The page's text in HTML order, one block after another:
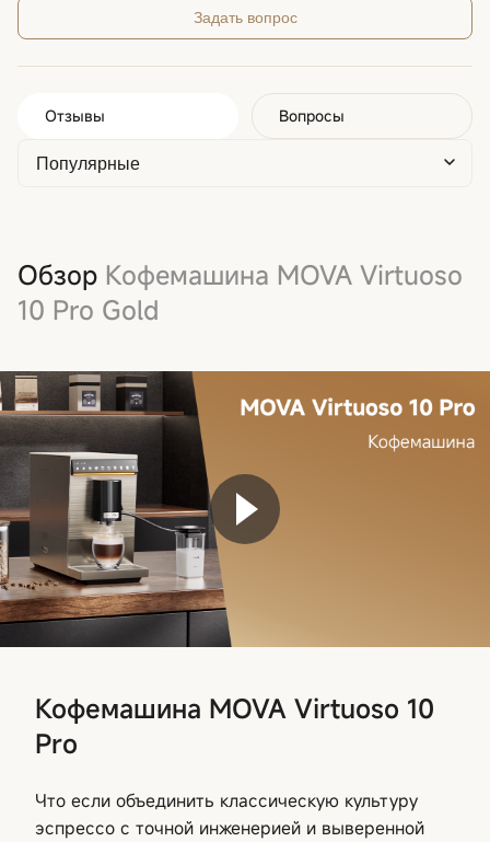
Задать вопрос
Отзывы Вопросы
Обзор Кофемашина MOVA Virtuoso
10 Pro Gold
Кофемашина MOVA Virtuoso 10
Pro
Что если объединить классическую культуру
эспрессо с точной инженерией и выверенной